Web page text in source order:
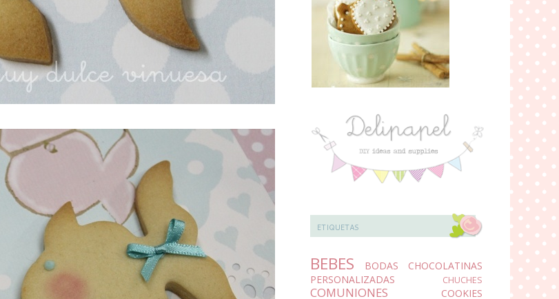
ETIQUETAS
BEBES BODAS
CHOCOLATINAS
PERSONALIZADAS
CHUCHES
COMUNIONES COOKIES